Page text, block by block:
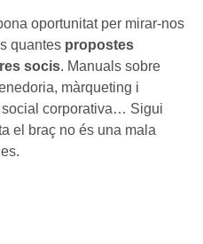
oportunitat per mirar-nos
quantes propostes
socis. Manuals sobre
màrqueting i
corporativa… Sigui
el braç no és una mala